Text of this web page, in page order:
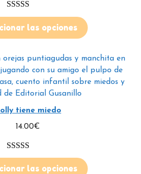
5.00de 5
las opciones
tiene miedo
14.00€
5.00de 5
las opciones